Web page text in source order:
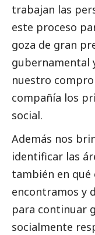
trabajan las
este proceso
goza de gran
gubernamental
nuestro
compañía los
social.
Además nos
identificar las
también en qué
encontramos y
para continuar
socialmente